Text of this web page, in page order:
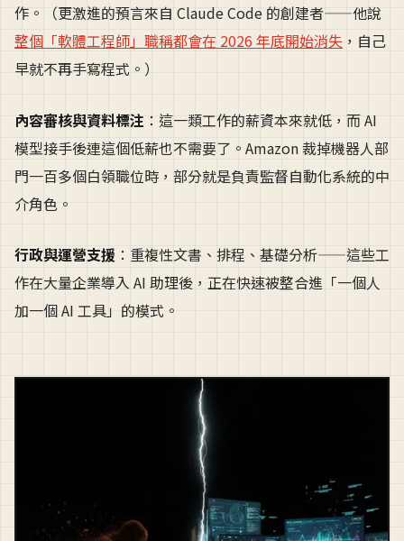
作。（更激進的預言來自 Claude Code 的創建者——他說
整個「軟體工程師」職稱都會在 2026 年底開始消失 ，自己
早就不再手寫程式。）
內容審核與資料標注 ：這一類工作的薪資本來就低，而 AI
模型接手後連這個低薪也不需要了。Amazon 裁掉機器人部
門一百多個白領職位時，部分就是負責監督自動化系統的中
介角色。
行政與運營支援 ：重複性文書、排程、基礎分析——這些工
作在大量企業導入 AI 助理後，正在快速被整合進「一個人
加一個 AI 工具」的模式。